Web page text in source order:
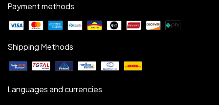
Payment methods
Shipping Methods
Languages and currencies